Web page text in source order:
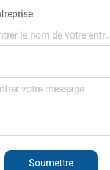
Soumettre